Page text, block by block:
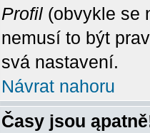
Profil (obvykle se
nemusí to být
svá nastavení.
Návrat nahoru
Časy jsou